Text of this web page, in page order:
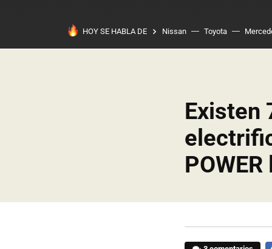
HOY SE HABLA DE Nissan Toyota
Existen